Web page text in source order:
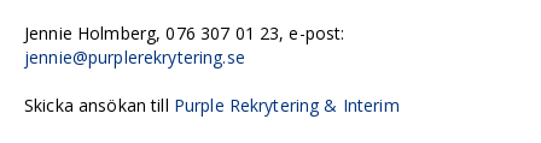
Jennie Holmberg, 076 307 01 23, e-post:
jennie@purplerekrytering.se
Skicka ansökan till Purple Rekrytering & Interim